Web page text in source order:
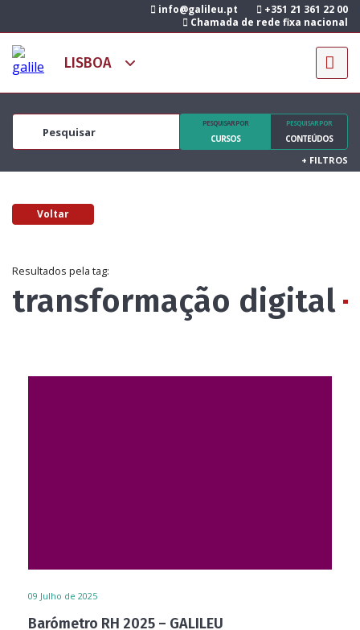
info@galileu.pt
+351 21 361 22 00
Chamada de rede fixa nacional
PESQUISAR POR
CURSOS
PESQUISAR POR
CONTEÚDOS
+ FILTROS
Voltar
Resultados pela tag:
transformação digital
09 Julho de 2025
Barómetro RH 2025 – GALILEU